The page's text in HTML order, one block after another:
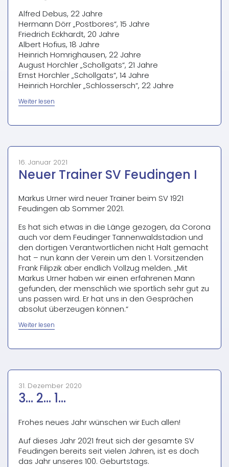
Alfred Debus, 22 Jahre
Hermann Dörr „Postbores“, 15 Jahre
Friedrich Eckhardt, 20 Jahre
Albert Hofius, 18 Jahre
Heinrich Homrighausen, 22 Jahre
August Horchler „Schollgats“, 21 Jahre
Ernst Horchler „Schollgats“, 14 Jahre
Heinrich Horchler „Schlossersch“, 22 Jahre
Weiter lesen
16. Januar 2021
Neuer Trainer SV Feudingen I
Markus Urner wird neuer Trainer beim SV 1921
Feudingen ab Sommer 2021.
Es hat sich etwas in die Länge gezogen, da Corona
auch vor dem Feudinger Tannenwaldstadion und
den dortigen Verantwortlichen nicht Halt gemacht
hat – nun kann der Verein um den 1. Vorsitzenden
Frank Filipzik aber endlich Vollzug melden. „Mit
Markus Urner haben wir einen erfahrenen Mann
gefunden, der menschlich wie sportlich sehr gut zu
uns passen wird. Er hat uns in den Gesprächen
absolut überzeugen können.“
Weiter lesen
31. Dezember 2020
3… 2… 1…
Frohes neues Jahr wünschen wir Euch allen!
Auf dieses Jahr 2021 freut sich der gesamte SV
Feudingen bereits seit vielen Jahren, ist es doch
das Jahr unseres 100. Geburtstags.